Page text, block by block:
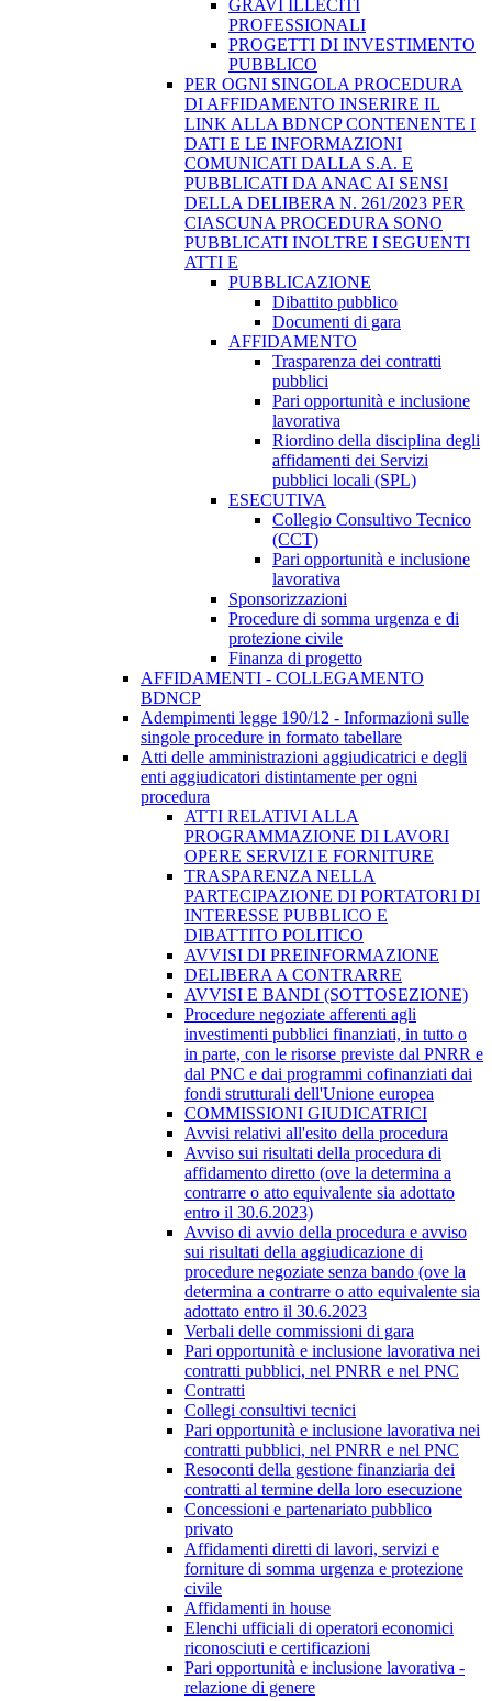
GRAVI ILLECITI
PROFESSIONALI
PROGETTI DI INVESTIMENTO
PUBBLICO
PER OGNI SINGOLA PROCEDURA
DI AFFIDAMENTO INSERIRE IL
LINK ALLA BDNCP CONTENENTE I
DATI E LE INFORMAZIONI
COMUNICATI DALLA S.A. E
PUBBLICATI DA ANAC AI SENSI
DELLA DELIBERA N. 261/2023 PER
CIASCUNA PROCEDURA SONO
PUBBLICATI INOLTRE I SEGUENTI
ATTI E
PUBBLICAZIONE
Dibattito pubblico
Documenti di gara
AFFIDAMENTO
Trasparenza dei contratti
pubblici
Pari opportunità e inclusione
lavorativa
Riordino della disciplina degli
affidamenti dei Servizi
pubblici locali (SPL)
ESECUTIVA
Collegio Consultivo Tecnico
(CCT)
Pari opportunità e inclusione
lavorativa
Sponsorizzazioni
Procedure di somma urgenza e di
protezione civile
Finanza di progetto
AFFIDAMENTI - COLLEGAMENTO
BDNCP
Adempimenti legge 190/12 - Informazioni sulle
singole procedure in formato tabellare
Atti delle amministrazioni aggiudicatrici e degli
enti aggiudicatori distintamente per ogni
procedura
ATTI RELATIVI ALLA
PROGRAMMAZIONE DI LAVORI
OPERE SERVIZI E FORNITURE
TRASPARENZA NELLA
PARTECIPAZIONE DI PORTATORI DI
INTERESSE PUBBLICO E
DIBATTITO POLITICO
AVVISI DI PREINFORMAZIONE
DELIBERA A CONTRARRE
AVVISI E BANDI (SOTTOSEZIONE)
Procedure negoziate afferenti agli
investimenti pubblici finanziati, in tutto o
in parte, con le risorse previste dal PNRR e
dal PNC e dai programmi cofinanziati dai
fondi strutturali dell'Unione europea
COMMISSIONI GIUDICATRICI
Avvisi relativi all'esito della procedura
Avviso sui risultati della procedura di
affidamento diretto (ove la determina a
contrarre o atto equivalente sia adottato
entro il 30.6.2023)
Avviso di avvio della procedura e avviso
sui risultati della aggiudicazione di
procedure negoziate senza bando (ove la
determina a contrarre o atto equivalente sia
adottato entro il 30.6.2023
Verbali delle commissioni di gara
Pari opportunità e inclusione lavorativa nei
contratti pubblici, nel PNRR e nel PNC
Contratti
Collegi consultivi tecnici
Pari opportunità e inclusione lavorativa nei
contratti pubblici, nel PNRR e nel PNC
Resoconti della gestione finanziaria dei
contratti al termine della loro esecuzione
Concessioni e partenariato pubblico
privato
Affidamenti diretti di lavori, servizi e
forniture di somma urgenza e protezione
civile
Affidamenti in house
Elenchi ufficiali di operatori economici
riconosciuti e certificazioni
Pari opportunità e inclusione lavorativa -
relazione di genere